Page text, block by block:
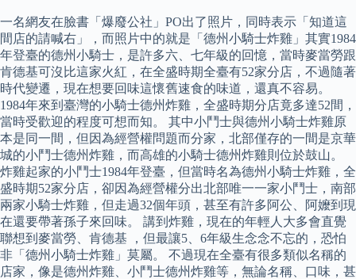
一名網友在臉書「爆廢公社」PO出了照片，同時表示「知道這
間店的請喊右」，而照片中的就是「德州小騎士炸雞」其實1984
年登臺的德州小騎士，是許多六、七年級的回憶，當時麥當勞跟
肯德基可沒比這家火紅，在全盛時期全臺有52家分店，不過隨著
時代變遷，現在想要回味這懷舊速食的味道，還真不容易。
1984年來到臺灣的小騎士德州炸雞，全盛時期分店竟多達52間，
當時受歡迎的程度可想而知。 其中小鬥士與德州小騎士炸雞原
本是同一間，但因為經營權問題而分家，北部僅存的一間是京華
城的小鬥士德州炸雞，而高雄的小騎士德州炸雞則位於鼓山。
炸雞起家的小鬥士1984年登臺，但當時名為德州小騎士炸雞，全
盛時期52家分店，卻因為經營權分出北部唯一一家小鬥士，南部
兩家小騎士炸雞，但走過32個年頭，甚至有許多阿公、阿嬤到現
在還要帶著孫子來回味。 講到炸雞，現在的年輕人大多會直覺
聯想到麥當勞、肯德基 ，但最讓5、6年級生念念不忘的，恐怕
非「德州小騎士炸雞」莫屬。 不過現在全臺有很多類似名稱的
店家，像是德州炸雞、小鬥士德州炸雞等，無論名稱、口味，甚